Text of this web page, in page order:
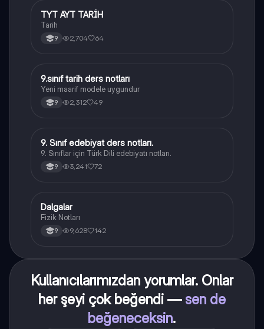
Tarih
TYT AYT TARİH
Tarih
9 2,704 64
Tarih
9.sınıf tarih ders notları
Yeni maarif modele uygundur
9 2,312 49
Türk Dili ve Edebiyatı
9. Sınıf edebiyat ders notları.
9. Sınıflar için Türk Dili edebiyatı notları.
9 3,241 72
Fizik
Dalgalar
Fizik Notları
9 9,628 142
Kullanıcılarımızdan yorumlar. Onlar
her şeyi çok beğendi — sen de
beğeneceksin.